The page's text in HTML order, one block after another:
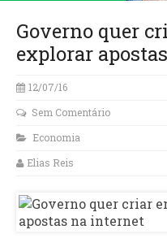
Governo quer
explorar
12/07/16
Sem Comentário
Economia
Elias Reis